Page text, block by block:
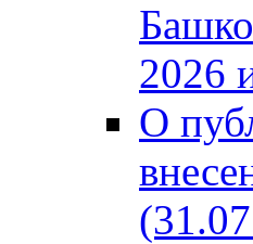
2026
О